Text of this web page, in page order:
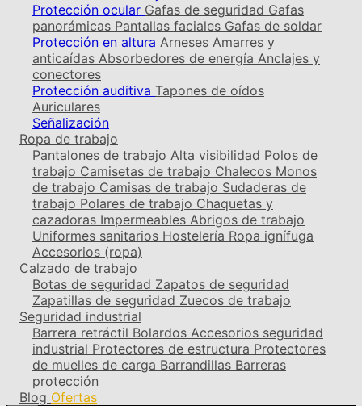
Protección ocular Gafas de seguridad Gafas
panorámicas Pantallas faciales Gafas de soldar
Protección en altura Arneses Amarres y
anticaídas Absorbedores de energía Anclajes y
conectores
Protección auditiva Tapones de oídos
Auriculares
Señalización
Ropa de trabajo
Pantalones de trabajo Alta visibilidad Polos de
trabajo Camisetas de trabajo Chalecos Monos
de trabajo Camisas de trabajo Sudaderas de
trabajo Polares de trabajo Chaquetas y
cazadoras Impermeables Abrigos de trabajo
Uniformes sanitarios Hostelería Ropa ignífuga
Accesorios (ropa)
Calzado de trabajo
Botas de seguridad Zapatos de seguridad
Zapatillas de seguridad Zuecos de trabajo
Seguridad industrial
Barrera retráctil Bolardos Accesorios seguridad
industrial Protectores de estructura Protectores
de muelles de carga Barrandillas Barreras
protección
Blog Ofertas